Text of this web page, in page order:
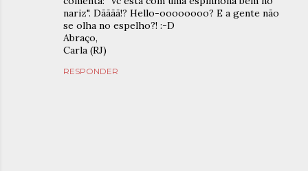
nariz". Dãããã!? Hello-oooooooo? E a gente não
se olha no espelho?! :-D
Abraço,
Carla (RJ)
RESPONDER